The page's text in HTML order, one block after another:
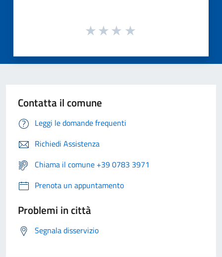
Contatta il comune
Leggi le domande frequenti
Richiedi Assistenza
Chiama il comune +39 0783 3971
Prenota un appuntamento
Problemi in città
Segnala disservizio